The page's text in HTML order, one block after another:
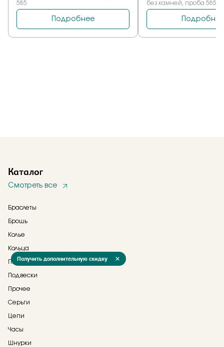
Каталог
Смотреть все
Браслеты
Брошь
Колье
Кольца
Пирсинг
Подвески
Прочее
Серьги
Цепи
Часы
Шнурки
Получить дополнительную скидку